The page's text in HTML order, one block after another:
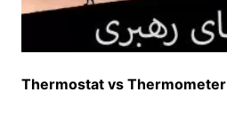
Thermostat vs Thermometer